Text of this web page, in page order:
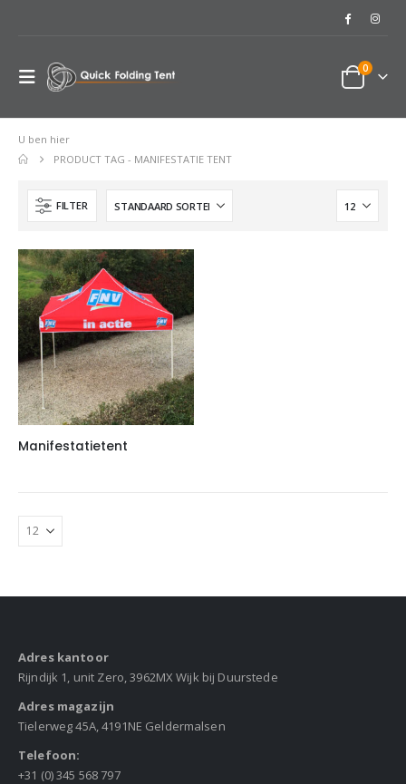
0
U ben hier
PRODUCT TAG - MANIFESTATIE TENT
FILTER
Manifestatietent
Adres kantoor
Rijndijk 1, unit Zero, 3962MX Wijk bij Duurstede
Adres magazijn
Tielerweg 45A, 4191NE Geldermalsen
Telefoon:
+31 (0) 345 568 797